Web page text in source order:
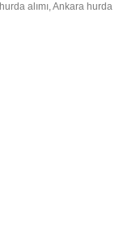
alımı, Ankara hurda